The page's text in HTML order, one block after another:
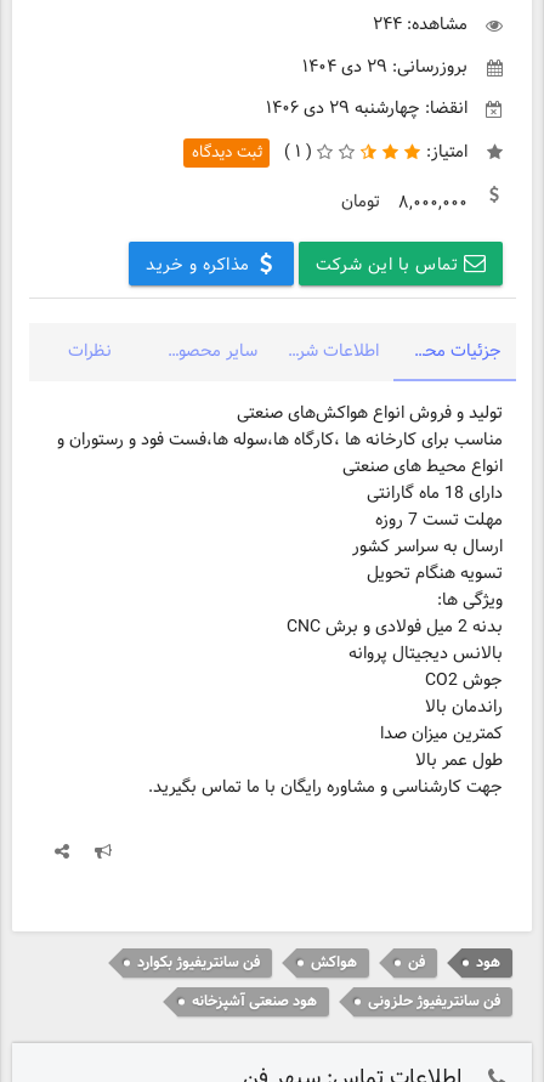
مشاهده: ۲۴۴
بروزرسانی: ۲۹ دی ۱۴۰۴
انقضا: چهارشنبه ۲۹ دی ۱۴۰۶
امتیاز:
( ۱ ) ثبت دیدگاه
۸,۰۰۰,۰۰۰ تومان
تماس با این شرکت مذاکره و خرید
جزئیات محصول اطلاعات شرکت سایر محصولات شرکت نظرات
مناسب برای کارخانه ها ،کارگاه ها،سوله ها،فست فود و رستوران و
انواع محیط های صنعتی
تسویه هنگام تحویل
طول عمر بالا
جهت کارشناسی و مشاوره رایگان با ما تماس بگیرید.
هود فن هواکش
فن سانتریفیوژ بکوارد
فن سانتریفیوژ حلزونی
هود صنعتی آشپزخانه